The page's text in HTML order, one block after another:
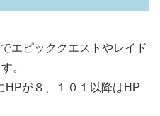
エピッククエストやレイド
。
HPが８、１０１以降はHP